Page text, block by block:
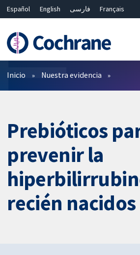
Español English فارسی
Français
Bahasa Malaysia
ไทย 繁體中文
Filtros
Inicio Nuestra evidencia
Prebióticos
prevenir la
recién nacidos